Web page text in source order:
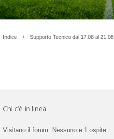
Indice Supporto Tecnico dal 17.08 al 21.08
Chi c’è in linea
Visitano il forum: Nessuno e 1 ospite